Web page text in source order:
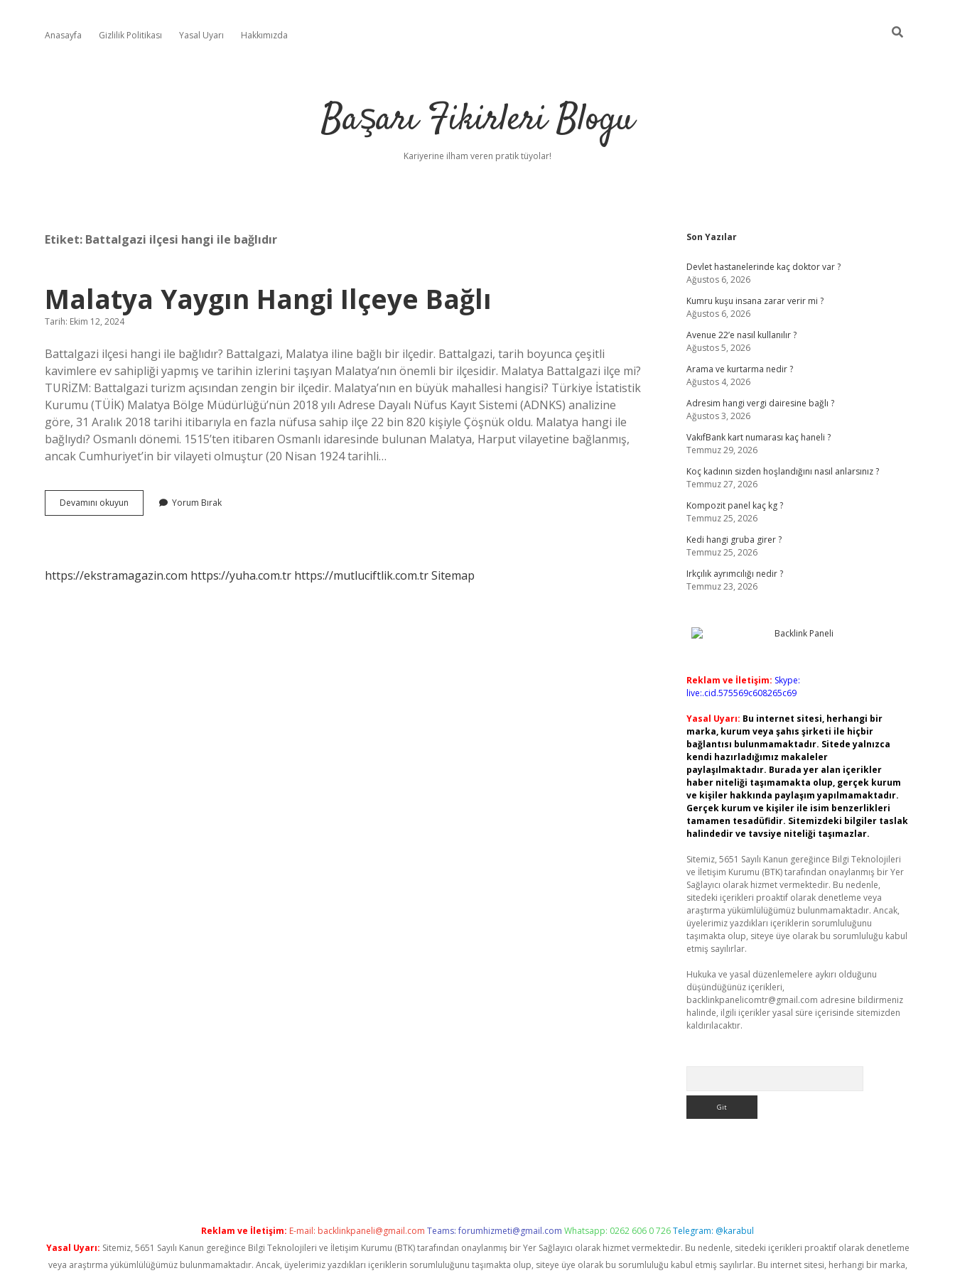
Anasayfa Gizlilik Politikası Yasal Uyarı Hakkımızda
Başarı Fikirleri Blogu
Kariyerine ilham veren pratik tüyolar!
Etiket: Battalgazi ilçesi hangi ile bağlıdır
Malatya Yaygın Hangi Ilçeye Bağlı
Tarih: Ekim 12, 2024
Battalgazi ilçesi hangi ile bağlıdır? Battalgazi, Malatya iline bağlı bir ilçedir. Battalgazi, tarih boyunca çeşitli
kavimlere ev sahipliği yapmış ve tarihin izlerini taşıyan Malatya’nın önemli bir ilçesidir. Malatya Battalgazi ilçe mi?
TURİZM: Battalgazi turizm açısından zengin bir ilçedir. Malatya’nın en büyük mahallesi hangisi? Türkiye İstatistik
Kurumu (TÜİK) Malatya Bölge Müdürlüğü’nün 2018 yılı Adrese Dayalı Nüfus Kayıt Sistemi (ADNKS) analizine
göre, 31 Aralık 2018 tarihi itibarıyla en fazla nüfusa sahip ilçe 22 bin 820 kişiyle Çöşnük oldu. Malatya hangi ile
bağlıydı? Osmanlı dönemi. 1515’ten itibaren Osmanlı idaresinde bulunan Malatya, Harput vilayetine bağlanmış,
ancak Cumhuriyet’in bir vilayeti olmuştur (20 Nisan 1924 tarihli…
Devamını okuyun
Yaygın
Yorum Bırak
https://ekstramagazin.com https://yuha.com.tr https://mutluciftlik.com.trSitemap
Sidebar
Son Yazılar
Devlet hastanelerinde kaç doktor var ?
Ağustos 6, 2026
Kumru kuşu insana zarar verir mi ?
Ağustos 6, 2026
Avenue 22’e nasıl kullanılır ?
Ağustos 5, 2026
Arama ve kurtarma nedir ?
Ağustos 4, 2026
Adresim hangi vergi dairesine bağlı ?
Ağustos 3, 2026
VakıfBank kart numarası kaç haneli ?
Temmuz 29, 2026
Koç kadının sizden hoşlandığını nasıl anlarsınız ?
Temmuz 27, 2026
Kompozit panel kaç kg ?
Temmuz 25, 2026
Kedi hangi gruba girer ?
Temmuz 25, 2026
Irkçılık ayrımcılığı nedir ?
Temmuz 23, 2026
Reklam ve İletişim: Skype:
live:.cid.575569c608265c69
Yasal Uyarı: Bu internet sitesi, herhangi bir
marka, kurum veya şahıs şirketi ile hiçbir
bağlantısı bulunmamaktadır. Sitede yalnızca
kendi hazırladığımız makaleler
paylaşılmaktadır. Burada yer alan içerikler
haber niteliği taşımamakta olup, gerçek kurum
ve kişiler hakkında paylaşım yapılmamaktadır.
Gerçek kurum ve kişiler ile isim benzerlikleri
tamamen tesadüfidir. Sitemizdeki bilgiler taslak
halindedir ve tavsiye niteliği taşımazlar.
Sitemiz, 5651 Sayılı Kanun gereğince Bilgi Teknolojileri
ve İletişim Kurumu (BTK) tarafından onaylanmış bir Yer
Sağlayıcı olarak hizmet vermektedir. Bu nedenle,
sitedeki içerikleri proaktif olarak denetleme veya
araştırma yükümlülüğümüz bulunmamaktadır. Ancak,
üyelerimiz yazdıkları içeriklerin sorumluluğunu
taşımakta olup, siteye üye olarak bu sorumluluğu kabul
etmiş sayılırlar.
Hukuka ve yasal düzenlemelere aykırı olduğunu
düşündüğünüz içerikleri,
backlinkpanelicomtr@gmail.com adresine bildirmeniz
halinde, ilgili içerikler yasal süre içerisinde sitemizden
kaldırılacaktır.
Reklam ve İletişim: E-mail: backlinkpaneli@gmail.com Teams:forumhizmeti@gmail.com Whatsapp: 0262 606 0 726Telegram: @karabul
Yasal Uyarı: Sitemiz, 5651 Sayılı Kanun gereğince Bilgi Teknolojileri ve İletişim Kurumu (BTK) tarafından onaylanmış bir Yer Sağlayıcı olarak hizmet vermektedir. Bu nedenle, sitedeki içerikleri proaktif olarak denetleme
veya araştırma yükümlülüğümüz bulunmamaktadır. Ancak, üyelerimiz yazdıkları içeriklerin sorumluluğunu taşımakta olup, siteye üye olarak bu sorumluluğu kabul etmiş sayılırlar. Bu internet sitesi, herhangi bir marka,